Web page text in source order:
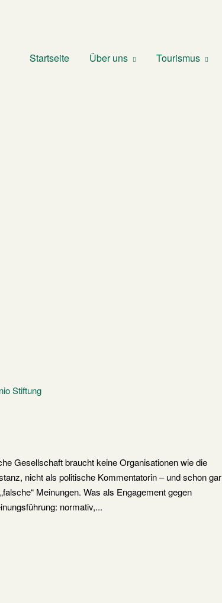
Startseite Über uns Tourismus
Gesellschaft braucht keine Organisationen wie die
nicht als politische Kommentatorin – und schon gar
Meinungen. Was als Engagement gegen
normativ,...